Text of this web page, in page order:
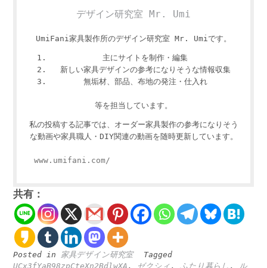
デザイン研究室 Mr. Umi
UmiFani家具製作所のデザイン研究室 Mr. Umiです。
主にサイトを制作・編集
新しい家具デザインの参考になりそうな情報収集
無垢材、部品、布地の発注・仕入れ
等を担当しています。
私の投稿する記事では、オーダー家具製作の参考になりそう
な動画や家具職人・DIY関連の動画を随時更新しています。
www.umifani.com/
共有：
Posted in 家具デザイン研究室
Tagged
UCx3fYaB98zpCteXn2BdlwXA , ゼクシィ , ふたり暮らし ,
ル